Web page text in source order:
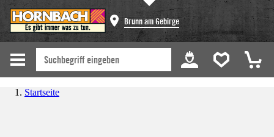
Brunn am Gebirge
Startseite